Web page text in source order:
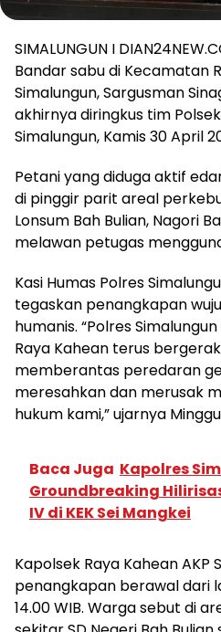
SIMALUNGUN I
Bandar sabu di Kecamatan
Simalungun, Sargusman
akhirnya diringkus tim
Simalungun, Kamis 30 April
Petani yang diduga aktif
di pinggir parit areal
Lonsum Bah Bulian, Nagori
melawan petugas
Kasi Humas Polres
tegaskan penangkapan
humanis. “Polres
Raya Kahean terus
memberantas peredaran
meresahkan dan merusak
hukum kami,” ujarnya
Baca Juga Kapolres
Groundbreaking
IV di KEK Sei Mangkei
Kapolsek Raya Kahean AKP
penangkapan berawal dari
14.00 WIB. Warga sebut di